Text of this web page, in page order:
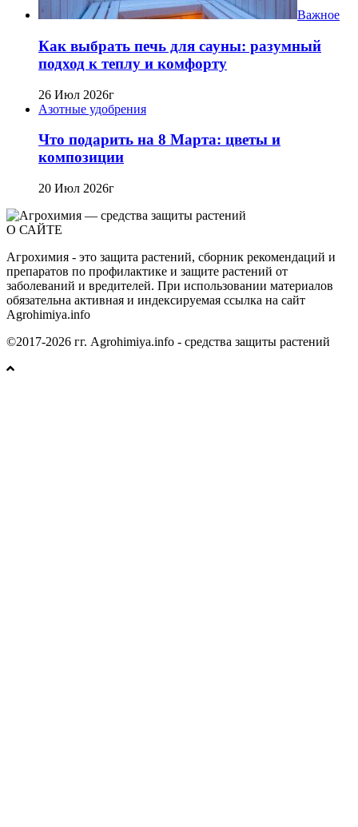
Важное
Как выбрать печь для сауны: разумный
подход к теплу и комфорту
26 Июл 2026г
Азотные удобрения
Что подарить на 8 Марта: цветы и
композиции
20 Июл 2026г
О САЙТЕ
Агрохимия - это защита растений, сборник рекомендаций и
препаратов по профилактике и защите растений от
заболеваний и вредителей. При использовании материалов
обязательна активная и индексируемая ссылка на сайт
Agrohimiya.info
©2017-2026 гг. Agrohimiya.info - средства защиты растений